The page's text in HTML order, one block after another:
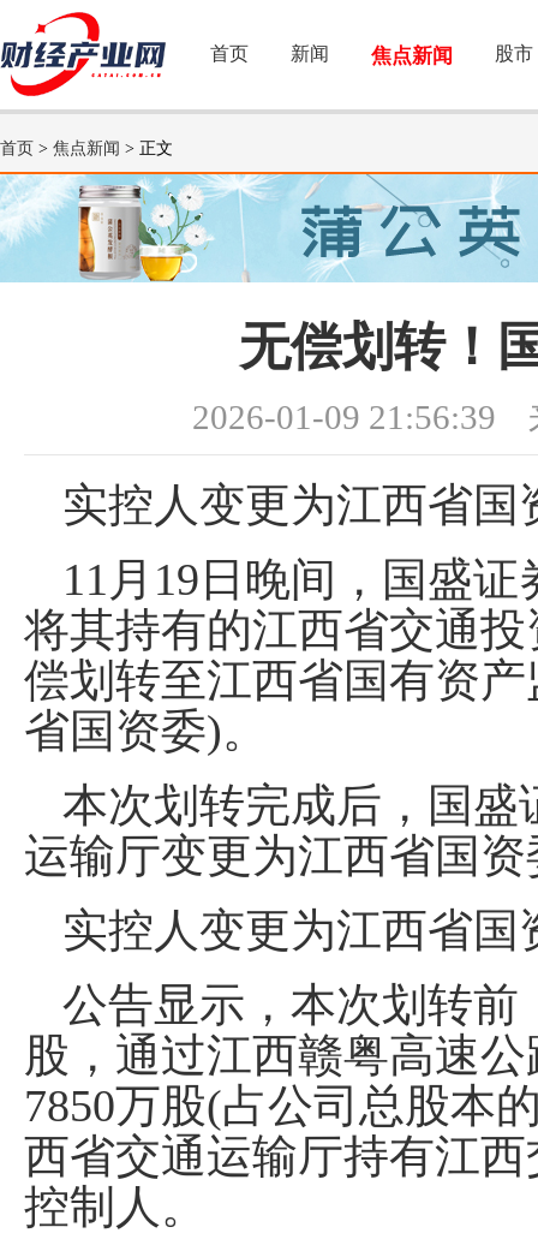
首页 新闻 焦点新闻 股市
首页 > 焦点新闻 > 正文
无偿划转！
2026-01-09 21:56:39
实控人变更为江西省国
11月19日晚间，国盛
将其持有的江西省交通
偿划转至江西省国有资
省国资委)。
本次划转完成后，国
运输厅变更为江西省国
实控人变更为江西省国
公告显示，本次划转前
股，通过江西赣粤高速
7850万股(占公司总股本
西省交通运输厅持有江
控制人。